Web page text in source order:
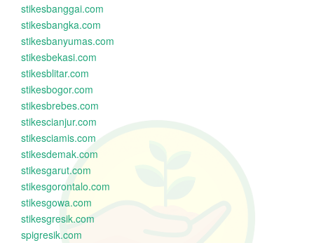
stikesbanggai.com
stikesbangka.com
stikesbanyumas.com
stikesbekasi.com
stikesblitar.com
stikesbogor.com
stikesbrebes.com
stikescianjur.com
stikesciamis.com
stikesdemak.com
stikesgarut.com
stikesgorontalo.com
stikesgowa.com
stikesgresik.com
spigresik.com